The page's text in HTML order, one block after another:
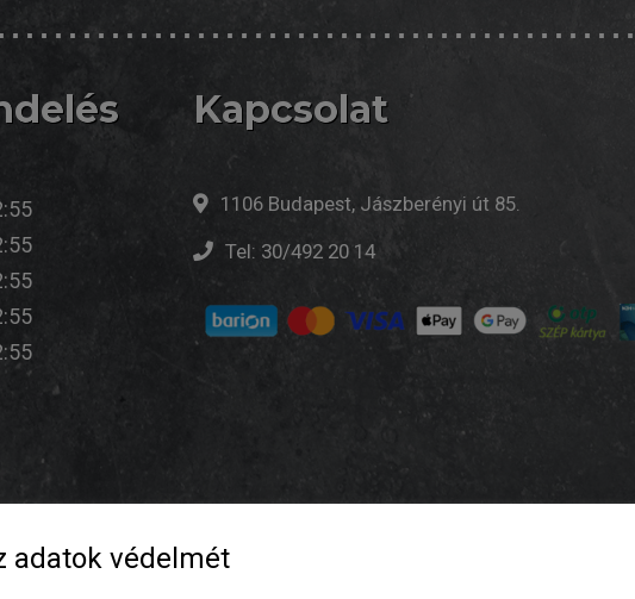
Kapcsolat
1106 Budapest, Jászberényi út 85.
Tel: 30/492 20 14
adatok védelmét